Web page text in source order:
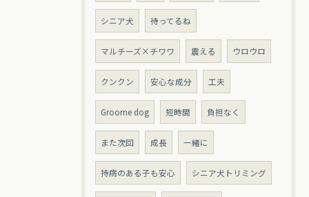
シニア犬 待ってるね
マルチーズ×チワワ 震える ウロウロ
クンクン 安心な成分 工夫
Groome dog 短時間 負担なく
また次回 成長 一緒に
持病のある子も安心 シニア犬トリミング